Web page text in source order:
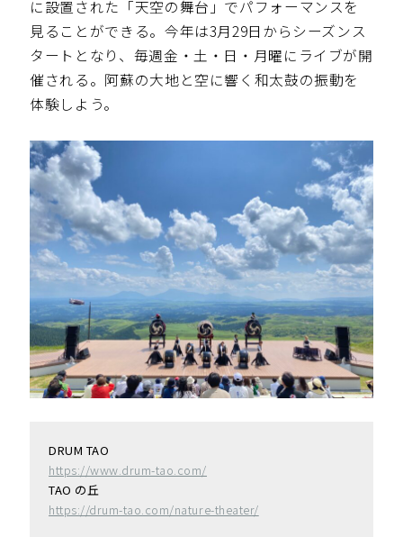
に設置された「天空の舞台」でパフォーマンスを
見ることができる。今年は3月29日からシーズンス
タートとなり、毎週⾦・⼟・⽇・⽉曜にライブが開
催される。阿蘇の大地と空に響く和太鼓の振動を
体験しよう。
DRUM TAO
https://www.drum-tao.com/
TAO の丘
https://drum-tao.com/nature-theater/